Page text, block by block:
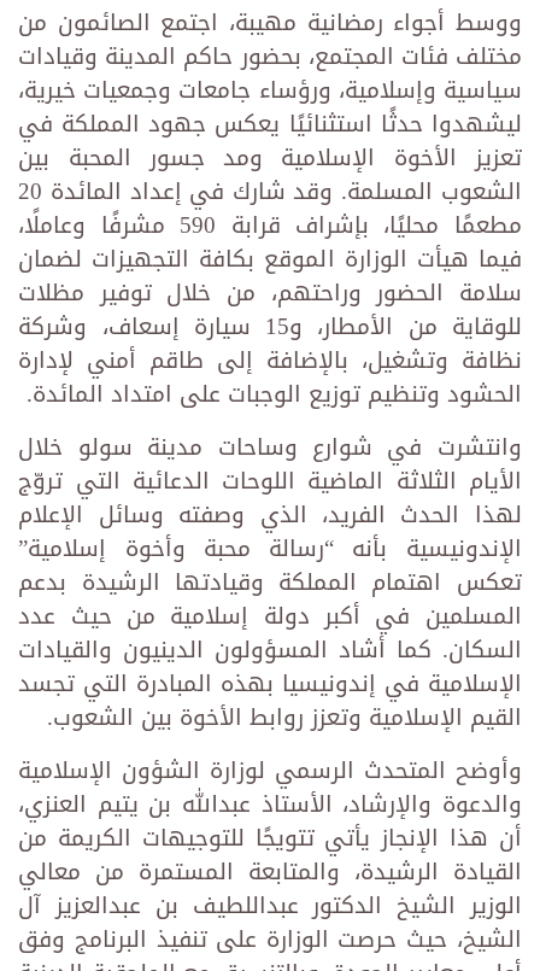
ووسط أجواء رمضانية مهيبة، اجتمع الصائمون من
مختلف فئات المجتمع، بحضور حاكم المدينة وقيادات
سياسية وإسلامية، ورؤساء جامعات وجمعيات خيرية،
ليشهدوا حدثًا استثنائيًا يعكس جهود المملكة في
تعزيز الأخوة الإسلامية ومد جسور المحبة بين
الشعوب المسلمة. وقد شارك في إعداد المائدة 20
مطعمًا محليًا، بإشراف قرابة 590 مشرفًا وعاملًا،
فيما هيأت الوزارة الموقع بكافة التجهيزات لضمان
سلامة الحضور وراحتهم، من خلال توفير مظلات
للوقاية من الأمطار، و15 سيارة إسعاف، وشركة
نظافة وتشغيل، بالإضافة إلى طاقم أمني لإدارة
الحشود وتنظيم توزيع الوجبات على امتداد المائدة.
وانتشرت في شوارع وساحات مدينة سولو خلال
الأيام الثلاثة الماضية اللوحات الدعائية التي تروّج
لهذا الحدث الفريد، الذي وصفته وسائل الإعلام
الإندونيسية بأنه “رسالة محبة وأخوة إسلامية”
تعكس اهتمام المملكة وقيادتها الرشيدة بدعم
المسلمين في أكبر دولة إسلامية من حيث عدد
السكان. كما أشاد المسؤولون الدينيون والقيادات
الإسلامية في إندونيسيا بهذه المبادرة التي تجسد
القيم الإسلامية وتعزز روابط الأخوة بين الشعوب.
وأوضح المتحدث الرسمي لوزارة الشؤون الإسلامية
والدعوة والإرشاد، الأستاذ عبدالله بن يتيم العنزي،
أن هذا الإنجاز يأتي تتويجًا للتوجيهات الكريمة من
القيادة الرشيدة، والمتابعة المستمرة من معالي
الوزير الشيخ الدكتور عبداللطيف بن عبدالعزيز آل
الشيخ، حيث حرصت الوزارة على تنفيذ البرنامج وفق